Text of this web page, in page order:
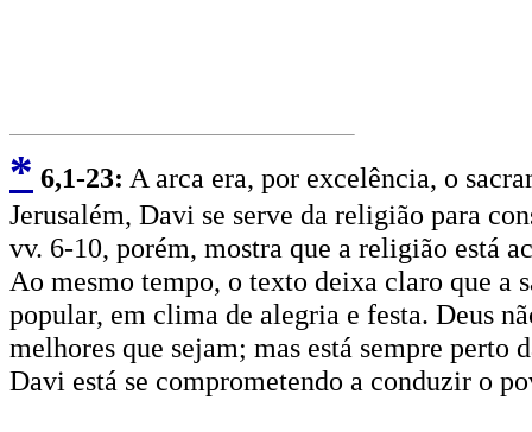
* 6,1-23: A arca era, por excelência, o
Jerusalém, Davi se serve da religião para
vv. 6-10, porém, mostra que a religião está
Ao mesmo tempo, o texto deixa claro que a
popular, em clima de alegria e festa. Deus
melhores que sejam; mas está sempre
Davi está se comprometendo a conduzir o